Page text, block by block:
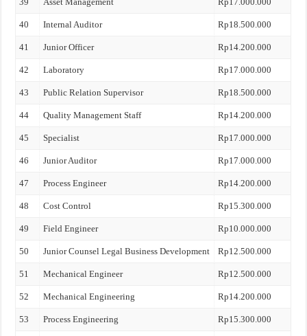
40 Internal Auditor Rp18.500.000
41 Junior Officer Rp14.200.000
42 Laboratory Rp17.000.000
43 Public Relation Supervisor Rp18.500.000
44 Quality Management Staff Rp14.200.000
45 Specialist Rp17.000.000
46 Junior Auditor Rp17.000.000
47 Process Engineer Rp14.200.000
48 Cost Control Rp15.300.000
49 Field Engineer Rp10.000.000
50 Junior Counsel Legal Business Development Rp12.500.000
51 Mechanical Engineer Rp12.500.000
52 Mechanical Engineering Rp14.200.000
53 Process Engineering Rp15.300.000